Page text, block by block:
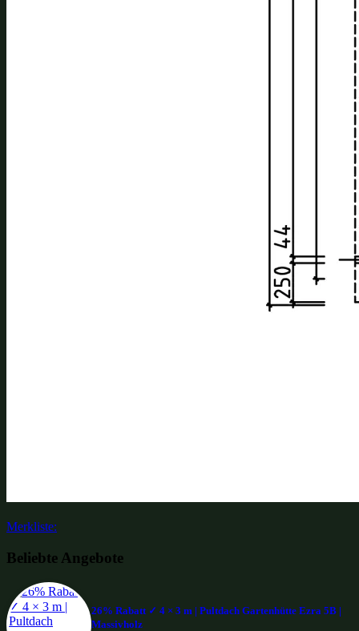
Merkliste:
Beliebte Angebote
26% Rabatt ✓ 4 × 3 m | Pultdach Gartenhütte Ezra 5B |
Massivholz